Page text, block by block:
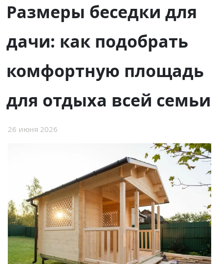
Размеры беседки для
дачи: как подобрать
комфортную площадь
для отдыха всей семьи
26 июня 2026